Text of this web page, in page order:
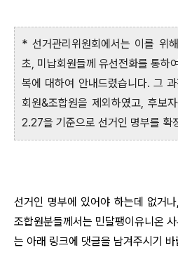
* 선거관리위원회에서는 이를 위
초, 미납회원들께 유선전화를 통하
복에 대하여 안내드렸습니다. 그
회원&조합원을 제외하였고, 후보
2.27을 기준으로 선거인 명부를 확
선거인 명부에 있어야 하는데 없거
조합원분들께서는 민달팽이유니온
는 아래 링크에 댓글을 남겨주시기 바